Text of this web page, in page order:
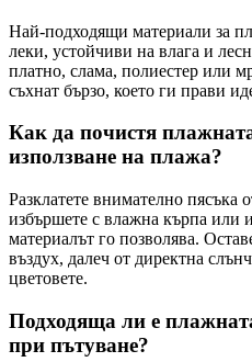
Най-подходящи материали за
леки, устойчиви на влага и
платно, слама, полиестер или
съхнат бързо, което ги прави
Как да почистя
използване на плажа?
Разклатете внимателно пясъка
избършете с влажна кърпа или
материалът го позволява.
въздух, далеч от директна
цветовете.
Подходяща ли е
при пътуване?